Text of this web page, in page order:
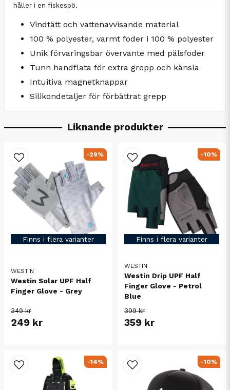
håller i en fiskespö.
Vindtätt och vattenavvisande material
100 % polyester, varmt foder i 100 % polyester
Unik förvaringsbar övervante med pälsfoder
Tunn handflata för extra grepp och känsla
Intuitiva magnetknappar
Silikondetaljer för förbättrat grepp
Liknande produkter
Finns i flera varianter
WESTIN
Westin Solar UPF Half
Finger Glove - Grey
349 kr
249 kr
-29%
Finns i flera varianter
WESTIN
Westin Drip UPF Half
Finger Glove - Petrol
Blue
399 kr
359 kr
-10%
-14% -10%